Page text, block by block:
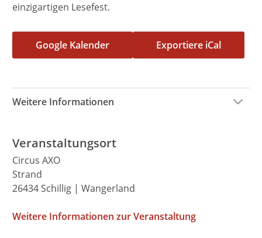
einzigartigen Lesefest.
Google Kalender Exportiere iCal
Weitere Informationen
Veranstaltungsort
Circus AXO
Strand
26434 Schillig | Wangerland
Weitere Informationen zur Veranstaltung